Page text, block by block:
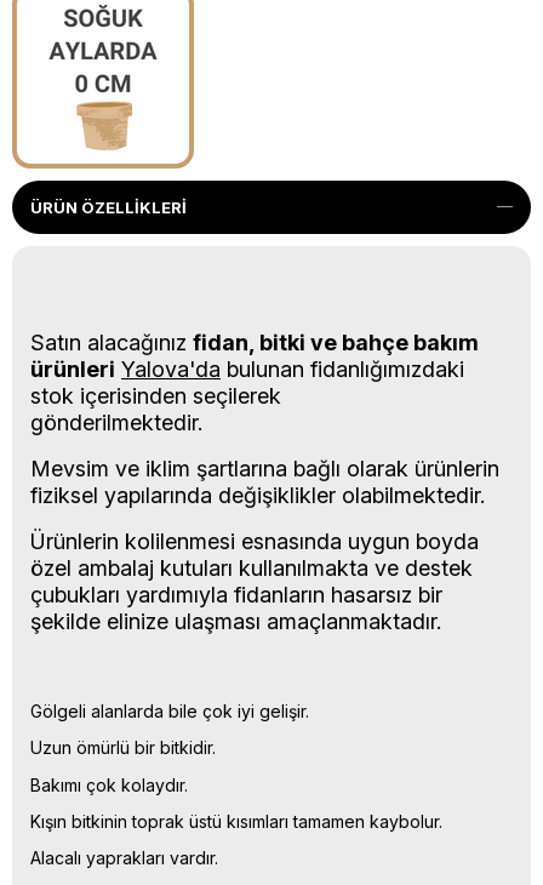
ÜRÜN ÖZELLIKLERI
Satın alacağınız fidan, bitki ve bahçe bakım
ürünleri Yalova'da bulunan fidanlığımızdaki
stok içerisinden seçilerek
gönderilmektedir.
Mevsim ve iklim şartlarına bağlı olarak ürünlerin
fiziksel yapılarında değişiklikler olabilmektedir.
Ürünlerin kolilenmesi esnasında uygun boyda
özel ambalaj kutuları kullanılmakta ve destek
çubukları yardımıyla fidanların hasarsız bir
şekilde elinize ulaşması amaçlanmaktadır.
Gölgeli alanlarda bile çok iyi gelişir.
Uzun ömürlü bir bitkidir.
Bakımı çok kolaydır.
Kışın bitkinin toprak üstü kısımları tamamen kaybolur.
Alacalı yaprakları vardır.